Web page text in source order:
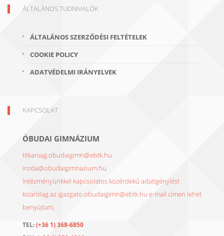
ÁLTALÁNOS TUDNIVALÓK
ÁLTALÁNOS SZERZŐDÉSI FELTÉTELEK
COOKIE POLICY
ADATVÉDELMI IRÁNYELVEK
KAPCSOLAT
ÓBUDAI GIMNÁZIUM
titkarsag.obudaigimn@ebtk.hu
iroda@obudaigimnazium.hu
Intézményünkkel kapcsolatos közérdekű adatigénylést
kizárólag az igazgato.obudaigimn@ebtk.hu e-mail címen lehet
benyújtani.
TEL:(+36 1) 368-6850